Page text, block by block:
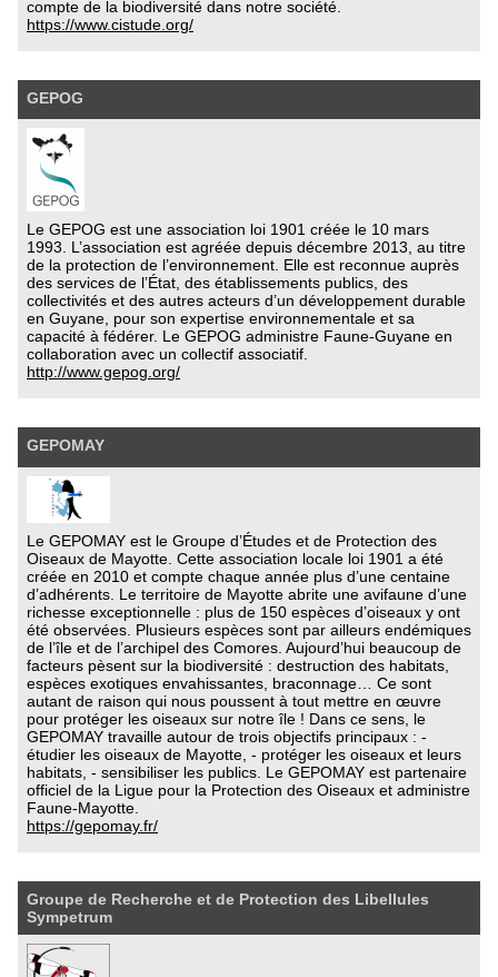
compte de la biodiversité dans notre société.
https://www.cistude.org/
GEPOG
Le GEPOG est une association loi 1901 créée le 10 mars
1993. L’association est agréée depuis décembre 2013, au titre
de la protection de l’environnement. Elle est reconnue auprès
des services de l’État, des établissements publics, des
collectivités et des autres acteurs d’un développement durable
en Guyane, pour son expertise environnementale et sa
capacité à fédérer. Le GEPOG administre Faune-Guyane en
collaboration avec un collectif associatif.
http://www.gepog.org/
GEPOMAY
Le GEPOMAY est le Groupe d’Études et de Protection des
Oiseaux de Mayotte. Cette association locale loi 1901 a été
créée en 2010 et compte chaque année plus d’une centaine
d’adhérents. Le territoire de Mayotte abrite une avifaune d’une
richesse exceptionnelle : plus de 150 espèces d’oiseaux y ont
été observées. Plusieurs espèces sont par ailleurs endémiques
de l’île et de l’archipel des Comores. Aujourd’hui beaucoup de
facteurs pèsent sur la biodiversité : destruction des habitats,
espèces exotiques envahissantes, braconnage… Ce sont
autant de raison qui nous poussent à tout mettre en œuvre
pour protéger les oiseaux sur notre île ! Dans ce sens, le
GEPOMAY travaille autour de trois objectifs principaux : -
étudier les oiseaux de Mayotte, - protéger les oiseaux et leurs
habitats, - sensibiliser les publics. Le GEPOMAY est partenaire
officiel de la Ligue pour la Protection des Oiseaux et administre
Faune-Mayotte.
https://gepomay.fr/
Groupe de Recherche et de Protection des Libellules
Sympetrum